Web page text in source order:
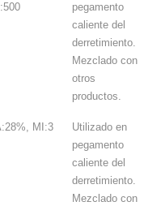
pegamento
caliente del
derretimiento.
Mezclado con
otros
productos.
MI:3
Utilizado en
pegamento
caliente del
derretimiento.
Mezclado con